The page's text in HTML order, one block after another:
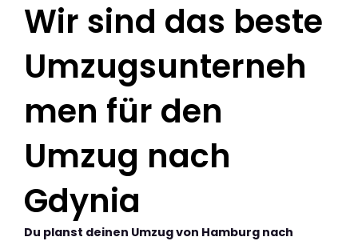
Wir sind das beste
Umzugsunterneh
men für den
Umzug nach
Gdynia
Du planst deinen Umzug von Hamburg nach